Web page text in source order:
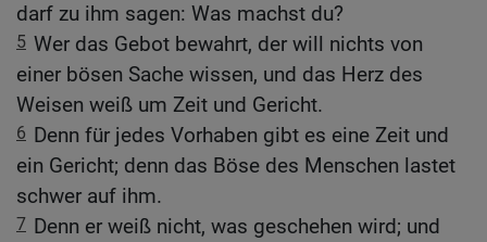
darf zu ihm sagen: Was machst du?
5 Wer das Gebot bewahrt, der will nichts von
einer bösen Sache wissen, und das Herz des
Weisen weiß um Zeit und Gericht.
6 Denn für jedes Vorhaben gibt es eine Zeit und
ein Gericht; denn das Böse des Menschen lastet
schwer auf ihm.
7 Denn er weiß nicht, was geschehen wird; und